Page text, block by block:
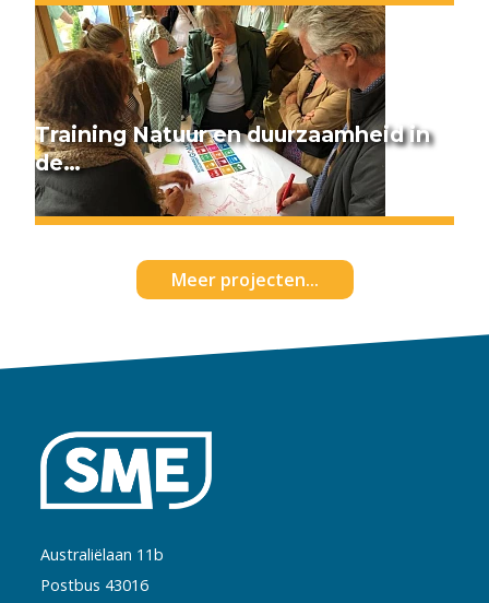
Training Natuur en duurzaamheid in
de…
Meer projecten...
Australiëlaan 11b
Postbus 43016